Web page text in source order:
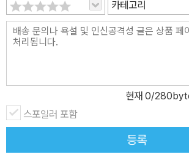
카테고리
현재 0/
스포일러 포함
등록